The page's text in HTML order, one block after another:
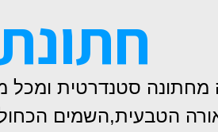
סטנדרטית
הטבעית,השמים